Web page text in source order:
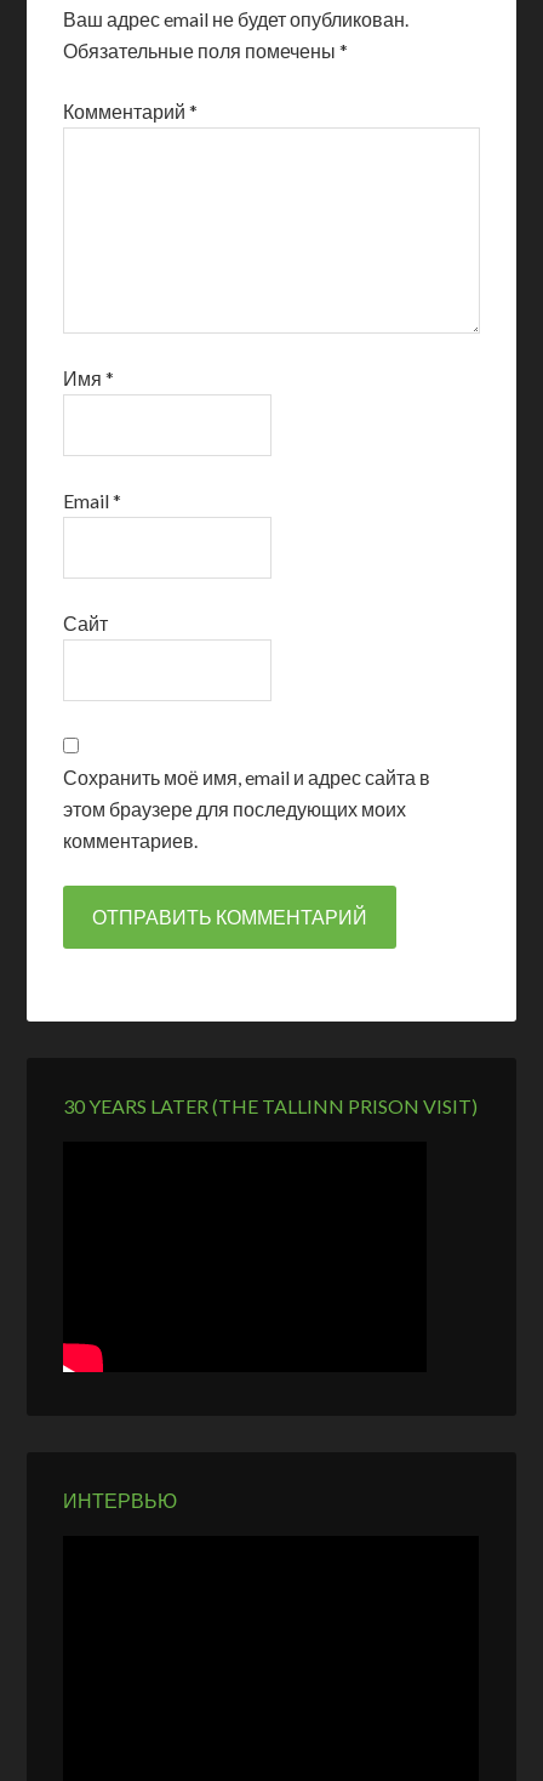
Ваш адрес email не будет опубликован.
Обязательные поля помечены*
Комментарий*
Имя*
Email*
Сайт
Сохранить моё имя, email и адрес сайта в
этом браузере для последующих моих
комментариев.
30 YEARS LATER (THE TALLINN PRISON VISIT)
ИНТЕРВЬЮ